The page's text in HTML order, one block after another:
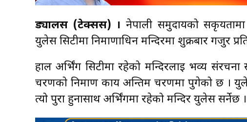
ड्यालस (टेक्सस) । नेपाली समुदायको सकृयतामा
युलेस सिटीमा निर्माणाधिन मन्दिरमा शुक्रबार गजुर
हाल अर्भिंग सिटीमा रहेको मन्दिरलाई भव्य संरचना
चरणको निर्माण कार्य अन्तिम चरणमा पुगेको छ ।
त्यो पुरा हुनासाथ अर्भिंगमा रहेको मन्दिर युलेस सर्नेछ ।